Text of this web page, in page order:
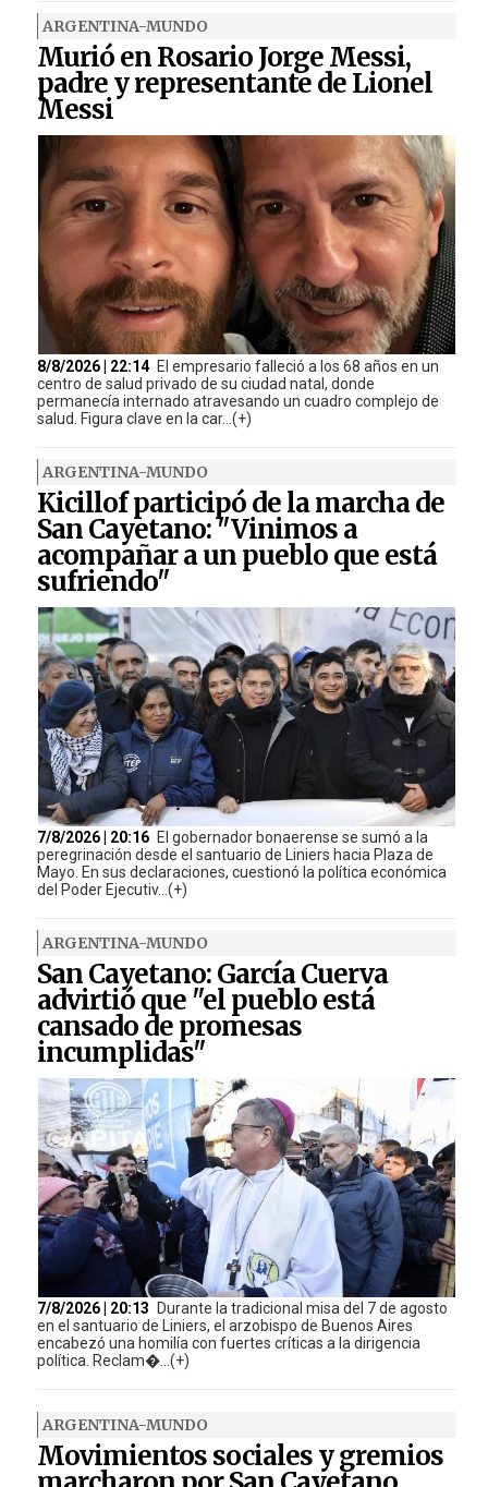
ARGENTINA-MUNDO
Murió en Rosario Jorge Messi,
padre y representante de Lionel
Messi
8/8/2026 | 22:14 El empresario falleció a los 68 años en un
centro de salud privado de su ciudad natal, donde
permanecía internado atravesando un cuadro complejo de
salud. Figura clave en la car...(+)
ARGENTINA-MUNDO
Kicillof participó de la marcha de
San Cayetano: "Vinimos a
acompañar a un pueblo que está
sufriendo"
7/8/2026 | 20:16 El gobernador bonaerense se sumó a la
peregrinación desde el santuario de Liniers hacia Plaza de
Mayo. En sus declaraciones, cuestionó la política económica
del Poder Ejecutiv...(+)
ARGENTINA-MUNDO
San Cayetano: García Cuerva
advirtió que "el pueblo está
cansado de promesas
incumplidas"
7/8/2026 | 20:13
Durante la tradicional misa del 7 de agosto
en el santuario de Liniers, el arzobispo de Buenos Aires
encabezó una homilía con fuertes críticas a la dirigencia
política. Reclam�...(+)
ARGENTINA-MUNDO
Movimientos sociales y gremios